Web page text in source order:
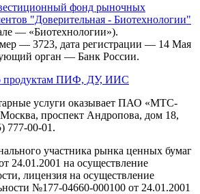
фонд рыночных
"Доверительная - Биотехнологии"
— «Биотехнологии»).
— 3723, дата регистрации — 14 Мая
орган — Банк России.
продуктам ПИФ, ДУ, ИИС
услуги оказывает ПАО «МТС-
проспект Андропова, дом 18,
777-00-01.
участника рынка ценных бумаг
24.01.2001 на осуществление
лицензия на осуществление
№177-04660-000100 от 24.01.2001